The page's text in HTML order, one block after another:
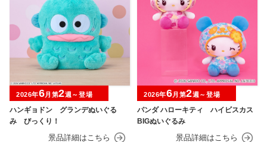
ハンギョドン グランデぬいぐる
み びっくり！
2026年6月第2週～登場
パンダ ハローキティ ハイビスカス
BIGぬいぐるみ
2026年6月第2週～登場